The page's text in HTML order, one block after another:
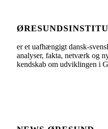
er et uafhængigt dansk-
analyser, fakta, netværk og
kendskab om udviklingen i